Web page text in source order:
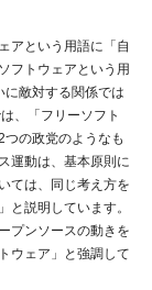
アという用語に「自
フトウェアという用
敵対する関係では
、「フリーソフト
の政党のようなも
運動は、基本原則に
ては、同じ考え方を
と説明しています。
プンソースの動きを
ウェア」と強調して